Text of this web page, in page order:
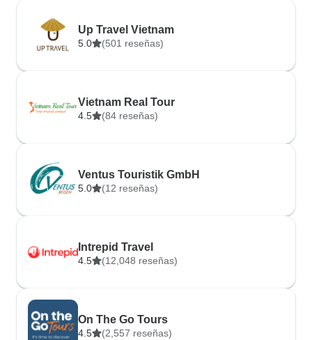
Up Travel Vietnam
5.0 (501 reseñas)
Vietnam Real Tour
4.5 (84 reseñas)
Ventus Touristik GmbH
5.0 (12 reseñas)
Intrepid Travel
4.5 (12,048 reseñas)
On The Go Tours
4.5 (2,557 reseñas)